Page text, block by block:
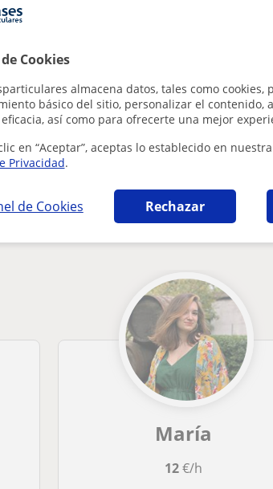
Cookies
almacena datos, tales como cookies,
básico del sitio, personalizar el contenido,
así como para ofrecerte una mejor
en “Aceptar”, aceptas lo establecido en nuestra
Privacidad.
de Cookies Rechazar
¿Hay algún error en este perfil?
Gráfico en Logroño que pueden
María
12€/h